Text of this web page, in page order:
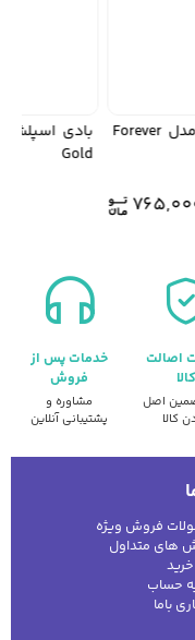
بادی اسپلش زنانه ژک ساف Jacsaf مدل Forever
Gold
اصالت
کالا
اصل
کالا
خدمات پس از
فروش
مشاوره و
پشتیبانی آنلاین
فروش ویژه
های متداول
حساب
باما